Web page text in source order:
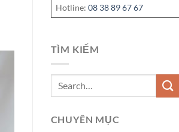
Hotline: 08 38 89 67 67
TÌM KIẾM
CHUYÊN MỤC